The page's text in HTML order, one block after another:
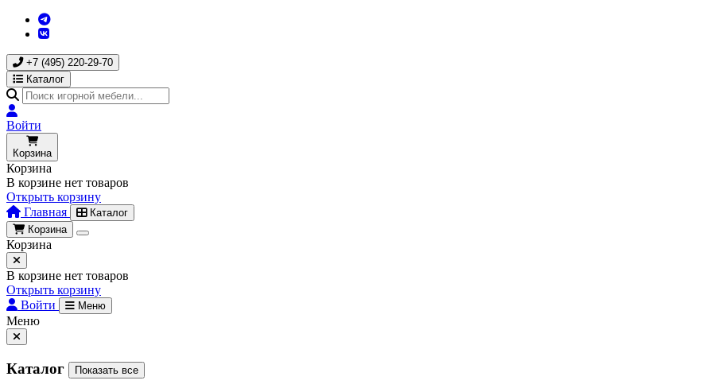
+7 (495) 220-29-70
Каталог
Войти
Корзина
Корзина
В корзине нет товаров
Открыть корзину
Главная
Каталог
Корзина
Корзина
В корзине нет товаров
Открыть корзину
Войти
Меню
Меню
Каталог Показать все